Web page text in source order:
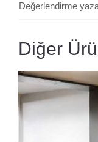
Değerlendirme
Diğer